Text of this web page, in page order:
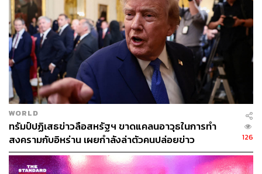
ABOUT THE AUTHOR
อัยย์ลดา แซ่โค้ว
Content Creator กองบรรณาธิการข่าวต่าง
ประเทศ THE STANDARD
WORLD
ทรัมป์ปฏิเสธข่าวลือสหรัฐฯ ขาดแคลนอาวุธในการทำ
สงครามกับอิหร่าน เผยกำลังล่าตัวคนปล่อยข่าว
126